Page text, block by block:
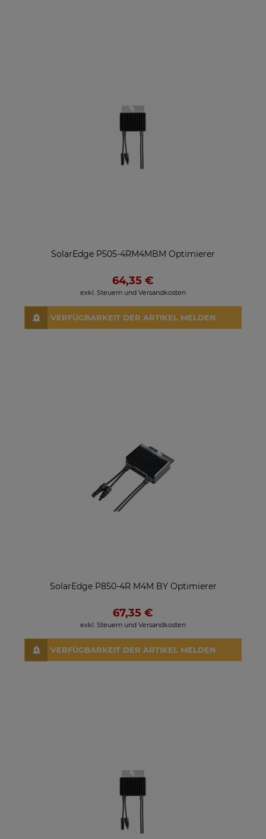
SolarEdge P505-4RM4MBM Optimierer
64,35 €
exkl. Steuern und Versandkosten
VERFÜGBARKEIT DER ARTIKEL MELDEN
SolarEdge P850-4R M4M BY Optimierer
67,35 €
exkl. Steuern und Versandkosten
VERFÜGBARKEIT DER ARTIKEL MELDEN